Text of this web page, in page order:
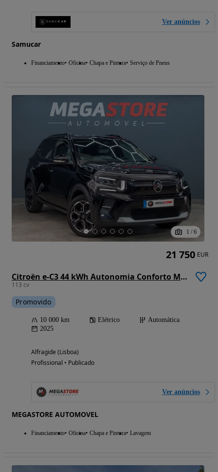
Ver anúncios
Samucar
Financiamento Oficina Chapa e Pintura Serviço de Pneus
1 / 6
Citroën e-C3 44 kWh Autonomia Conforto Max
113 cv
Promovido
10 000 km Elétrico
Automática
2025
Alfragide (Lisboa)
Profissional • Publicado
Ver anúncios
MEGASTORE AUTOMOVEL
Financiamento Oficina Chapa e Pintura Lavagem
21 750 EUR